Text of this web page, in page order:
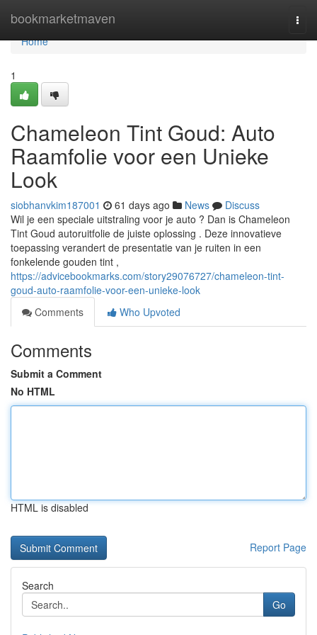
bookmarketmaven
Home
Home
1
Chameleon Tint Goud: Auto
Raamfolie voor een Unieke
Look
siobhanvkim187001 61 days ago News
Discuss
Wil je een speciale uitstraling voor je auto ? Dan is Chameleon
Tint Goud autoruitfolie de juiste oplossing . Deze innovatieve
toepassing verandert de presentatie van je ruiten in een
fonkelende gouden tint ,
https://advicebookmarks.com/story29076727/chameleon-tint-
goud-auto-raamfolie-voor-een-unieke-look
Comments
Who Upvoted
Comments
Submit a Comment
No HTML
HTML is disabled
Report Page
Search
Go